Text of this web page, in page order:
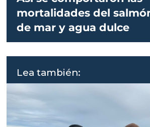
mortalidades del
de mar y agua dulce
Lea también: